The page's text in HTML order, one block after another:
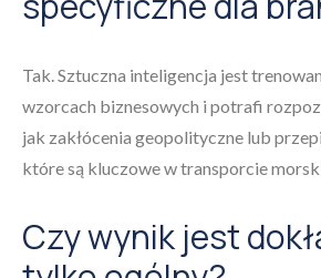
Tak. Sztuczna inteligencja jest
wzorcach biznesowych i potrafi
jak zakłócenia geopolityczne lub
które są kluczowe w transporcie
Czy wynik jest